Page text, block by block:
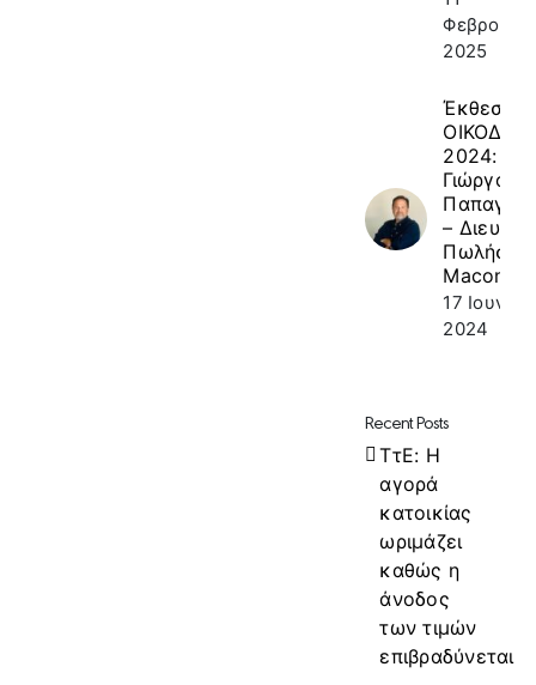
2025
Έκθεση
2024: κ.
Γιώργος
–
Macon
17
2024
Recent Posts
ΤτΕ: Η
αγορά
κατοικίας
ωριμάζει
καθώς η
άνοδος
των τιμών
επιβραδύνεται